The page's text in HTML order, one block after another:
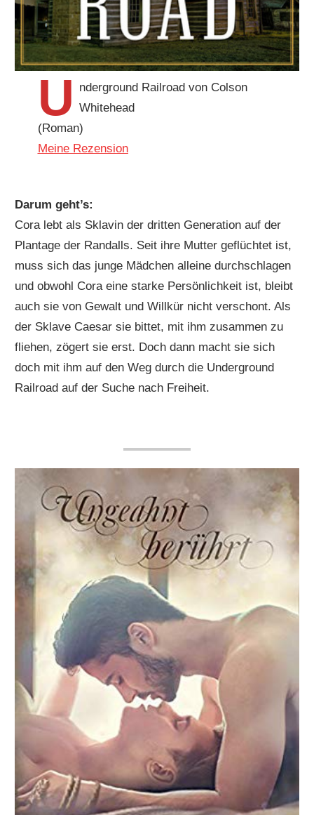
U
nderground Railroad von Colson
Whitehead
(Roman)
Meine Rezension
Darum geht’s:
Cora lebt als Sklavin der dritten Generation auf der
Plantage der Randalls. Seit ihre Mutter geflüchtet ist,
muss sich das junge Mädchen alleine durchschlagen
und obwohl Cora eine starke Persönlichkeit ist, bleibt
auch sie von Gewalt und Willkür nicht verschont. Als
der Sklave Caesar sie bittet, mit ihm zusammen zu
fliehen, zögert sie erst. Doch dann macht sie sich
doch mit ihm auf den Weg durch die Underground
Railroad auf der Suche nach Freiheit.